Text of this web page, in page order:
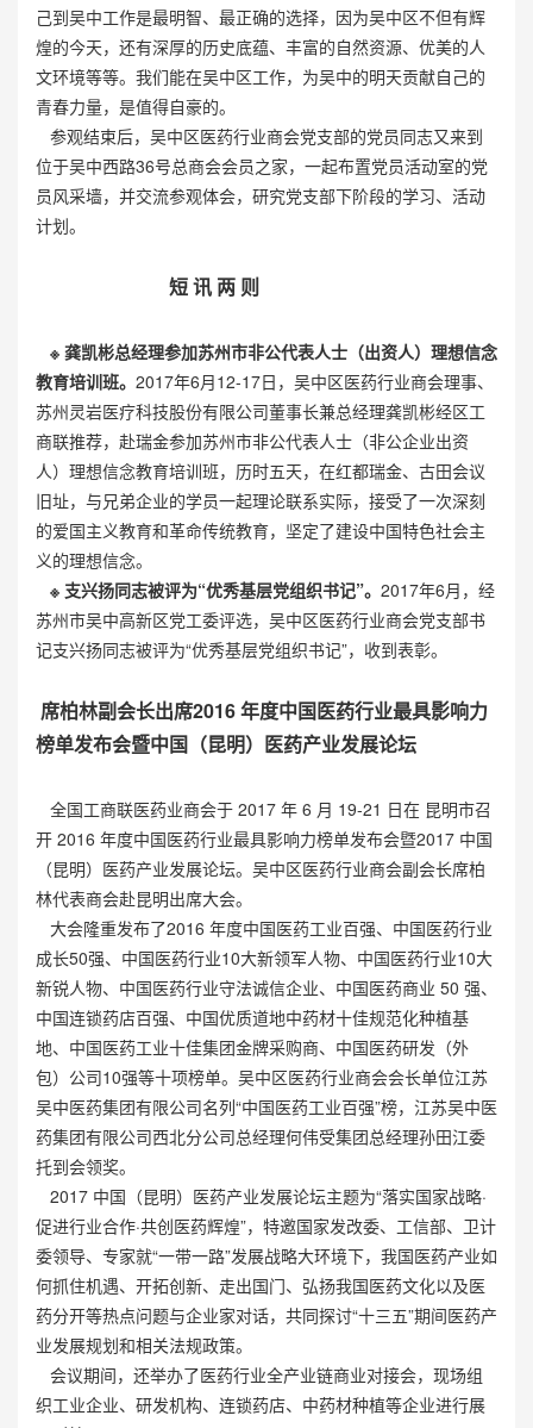
己到吴中工作是最明智、最正确的选择，因为吴中区不但有辉
煌的今天，还有深厚的历史底蕴、丰富的自然资源、优美的人
文环境等等。我们能在吴中区工作，为吴中的明天贡献自己的
青春力量，是值得自豪的。
参观结束后，吴中区医药行业商会党支部的党员同志又来到
位于吴中西路36号总商会会员之家，一起布置党员活动室的党
员风采墙，并交流参观体会，研究党支部下阶段的学习、活动
计划。
短 讯 两 则
※ 龚凯彬总经理参加苏州市非公代表人士（出资人）理想信念
教育培训班。 2017年6月12-17日，吴中区医药行业商会理事、
苏州灵岩医疗科技股份有限公司董事长兼总经理龚凯彬经区工
商联推荐，赴瑞金参加苏州市非公代表人士（非公企业出资
人）理想信念教育培训班，历时五天，在红都瑞金、古田会议
旧址，与兄弟企业的学员一起理论联系实际，接受了一次深刻
的爱国主义教育和革命传统教育，坚定了建设中国特色社会主
义的理想信念。
※ 支兴扬同志被评为“优秀基层党组织书记”。 2017年6月，经
苏州市吴中高新区党工委评选，吴中区医药行业商会党支部书
记支兴扬同志被评为“优秀基层党组织书记”，收到表彰。
席柏林副会长出席2016 年度中国医药行业最具影响力
榜单发布会暨中国（昆明）医药产业发展论坛
全国工商联医药业商会于 2017 年 6 月 19-21 日在 昆明市召
开 2016 年度中国医药行业最具影响力榜单发布会暨2017 中国
（昆明）医药产业发展论坛。吴中区医药行业商会副会长席柏
林代表商会赴昆明出席大会。
大会隆重发布了2016 年度中国医药工业百强、中国医药行业
成长50强、中国医药行业10大新领军人物、中国医药行业10大
新锐人物、中国医药行业守法诚信企业、中国医药商业 50 强、
中国连锁药店百强、中国优质道地中药材十佳规范化种植基
地、中国医药工业十佳集团金牌采购商、中国医药研发（外
包）公司10强等十项榜单。吴中区医药行业商会会长单位江苏
吴中医药集团有限公司名列“中国医药工业百强”榜，江苏吴中医
药集团有限公司西北分公司总经理何伟受集团总经理孙田江委
托到会领奖。
2017 中国（昆明）医药产业发展论坛主题为“落实国家战略·
促进行业合作·共创医药辉煌”，特邀国家发改委、工信部、卫计
委领导、专家就“一带一路”发展战略大环境下，我国医药产业如
何抓住机遇、开拓创新、走出国门、弘扬我国医药文化以及医
药分开等热点问题与企业家对话，共同探讨“十三五”期间医药产
业发展规划和相关法规政策。
会议期间，还举办了医药行业全产业链商业对接会，现场组
织工业企业、研发机构、连锁药店、中药材种植等企业进行展